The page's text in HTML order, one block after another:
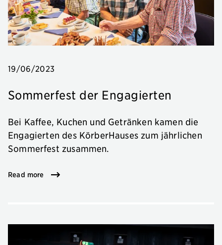
19/06/2023
Sommerfest der Engagierten
Bei Kaffee, Kuchen und Getränken kamen die
Engagierten des KörberHauses zum jährlichen
Sommerfest zusammen.
Read more